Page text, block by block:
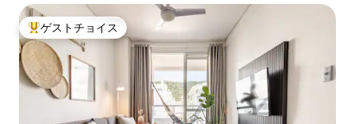
大好評のゲストチョイスです。
ゲストチョイス